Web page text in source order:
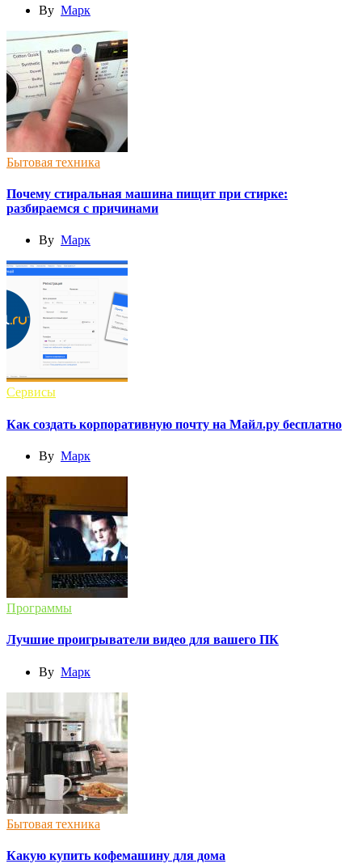
By Марк
Бытовая техника
Почему стиральная машина пищит при стирке:
разбираемся с причинами
By Марк
Сервисы
Как создать корпоративную почту на Майл.ру бесплатно
By Марк
Программы
Лучшие проигрыватели видео для вашего ПК
By Марк
Бытовая техника
Какую купить кофемашину для дома